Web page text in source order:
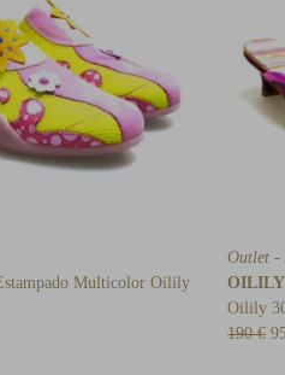
Multicolor Oilily
Outlet -
OILILY
Oilily
190 €